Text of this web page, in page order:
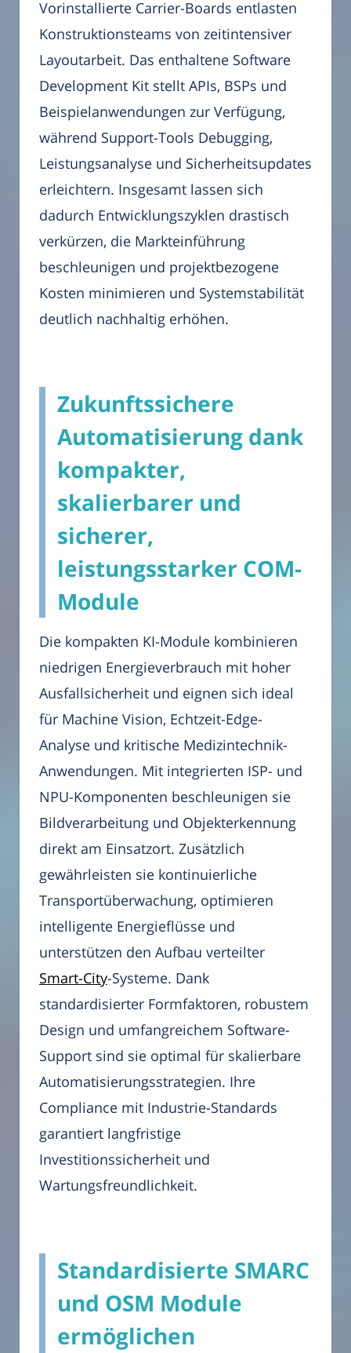
Vorinstallierte Carrier-Boards entlasten
Konstruktionsteams von zeitintensiver
Layoutarbeit. Das enthaltene Software
Development Kit stellt APIs, BSPs und
Beispielanwendungen zur Verfügung,
während Support-Tools Debugging,
Leistungsanalyse und Sicherheitsupdates
erleichtern. Insgesamt lassen sich
dadurch Entwicklungszyklen drastisch
verkürzen, die Markteinführung
beschleunigen und projektbezogene
Kosten minimieren und Systemstabilität
deutlich nachhaltig erhöhen.
Zukunftssichere
Automatisierung dank
kompakter,
skalierbarer und
sicherer,
leistungsstarker COM-
Module
Die kompakten KI-Module kombinieren
niedrigen Energieverbrauch mit hoher
Ausfallsicherheit und eignen sich ideal
für Machine Vision, Echtzeit-Edge-
Analyse und kritische Medizintechnik-
Anwendungen. Mit integrierten ISP- und
NPU-Komponenten beschleunigen sie
Bildverarbeitung und Objekterkennung
direkt am Einsatzort. Zusätzlich
gewährleisten sie kontinuierliche
Transportüberwachung, optimieren
intelligente Energieflüsse und
unterstützen den Aufbau verteilter
Smart-City-Systeme. Dank
standardisierter Formfaktoren, robustem
Design und umfangreichem Software-
Support sind sie optimal für skalierbare
Automatisierungsstrategien. Ihre
Compliance mit Industrie-Standards
garantiert langfristige
Investitionssicherheit und
Wartungsfreundlichkeit.
Standardisierte SMARC
und OSM Module
ermöglichen